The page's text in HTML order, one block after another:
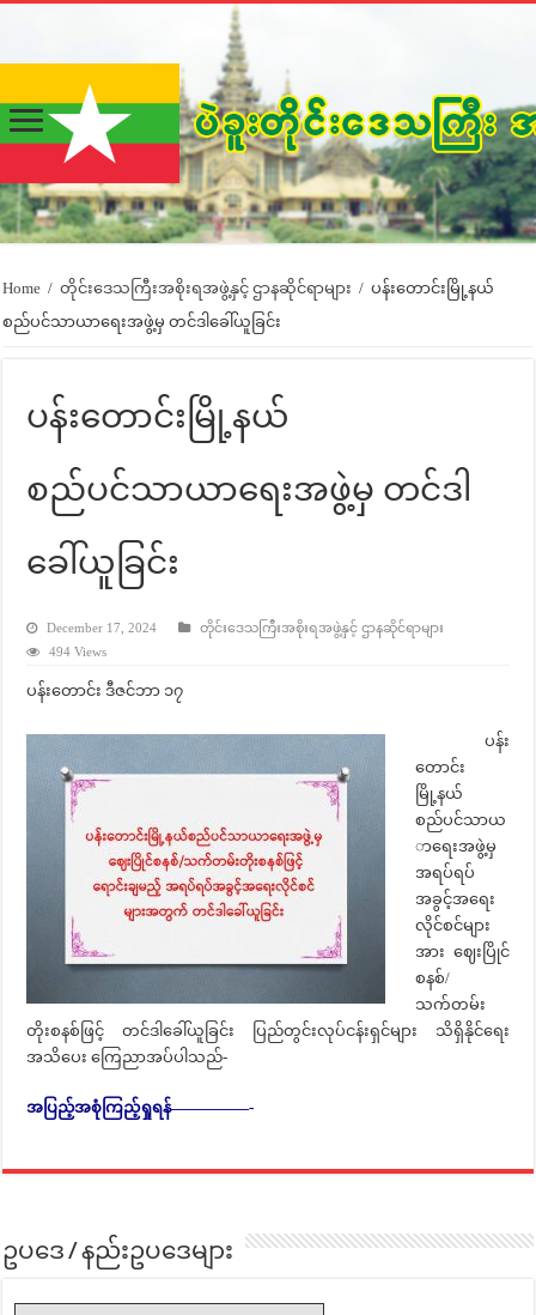
Home / တိုင်းဒေသကြီးအစိုးရအဖွဲ့နှင့် ဌာနဆိုင်ရာများ / ပန်းတောင်းမြို့နယ်
စည်ပင်သာယာရေးအဖွဲ့မှ တင်ဒါခေါ်ယူခြင်း
ပန်းတောင်းမြို့နယ်
စည်ပင်သာယာရေးအဖွဲ့မှ တင်ဒါ
ခေါ်ယူခြင်း
December 17, 2024
တိုင်းဒေသကြီးအစိုးရအဖွဲ့နှင့် ဌာနဆိုင်ရာများ
494 Views
ပန်းတောင်း ဒီဇင်ဘာ ၁၇
ပန်း
တောင်း
မြို့နယ်
စည်ပင်သာယ
ာရေးအဖွဲ့မှ
အရပ်ရပ်
အခွင့်အရေး
လိုင်စင်များ
အား ဈေးပြိုင်
စနစ်/
သက်တမ်း
တိုးစနစ်ဖြင့် တင်ဒါခေါ်ယူခြင်း ပြည်တွင်းလုပ်ငန်းရှင်များ သိရှိနိုင်ရေး
အသိပေး ကြေညာအပ်ပါသည်-
အပြည့်အစုံကြည့်ရှုရန်—————-
ဥပဒေ / နည်းဥပဒေများ